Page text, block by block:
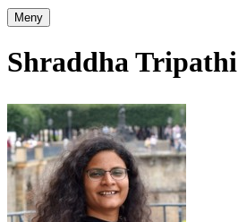
Meny
Shraddha Tripathi